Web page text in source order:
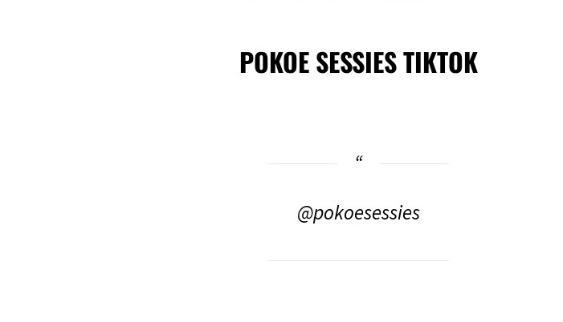
POKOE SESSIES TIKTOK
@pokoesessies